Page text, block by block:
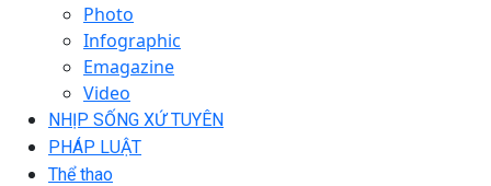
Photo
Infographic
Emagazine
Video
NHỊP SỐNG XỨ TUYÊN
PHÁP LUẬT
Thể thao